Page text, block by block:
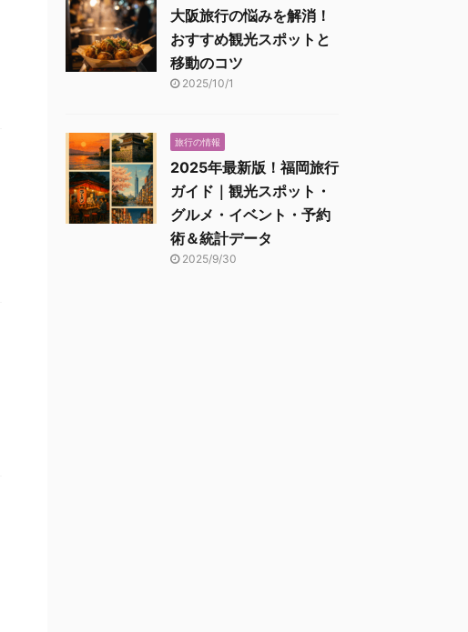
大阪旅行の悩みを解消！
おすすめ観光スポットと
移動のコツ
2025/10/1
旅行の情報
2025年最新版！福岡旅行
ガイド｜観光スポット・
グルメ・イベント・予約
術＆統計データ
2025/9/30